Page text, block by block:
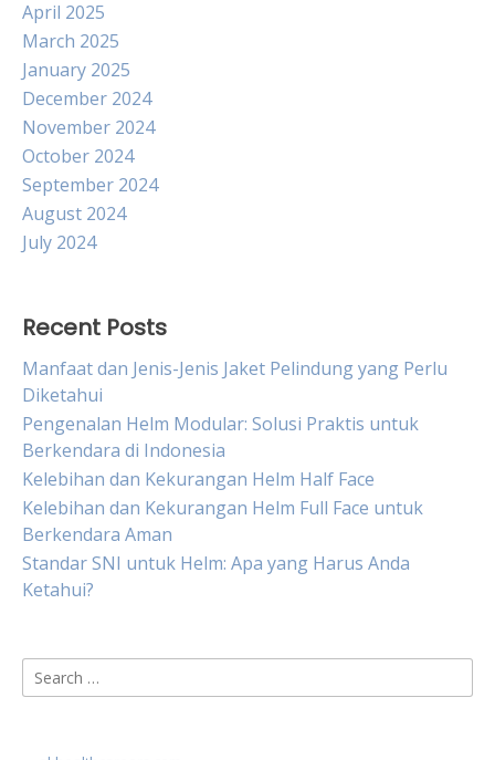
April 2025
March 2025
January 2025
December 2024
November 2024
October 2024
September 2024
August 2024
July 2024
Recent Posts
Manfaat dan Jenis-Jenis Jaket Pelindung yang Perlu
Diketahui
Pengenalan Helm Modular: Solusi Praktis untuk
Berkendara di Indonesia
Kelebihan dan Kekurangan Helm Half Face
Kelebihan dan Kekurangan Helm Full Face untuk
Berkendara Aman
Standar SNI untuk Helm: Apa yang Harus Anda
Ketahui?
Search
for: